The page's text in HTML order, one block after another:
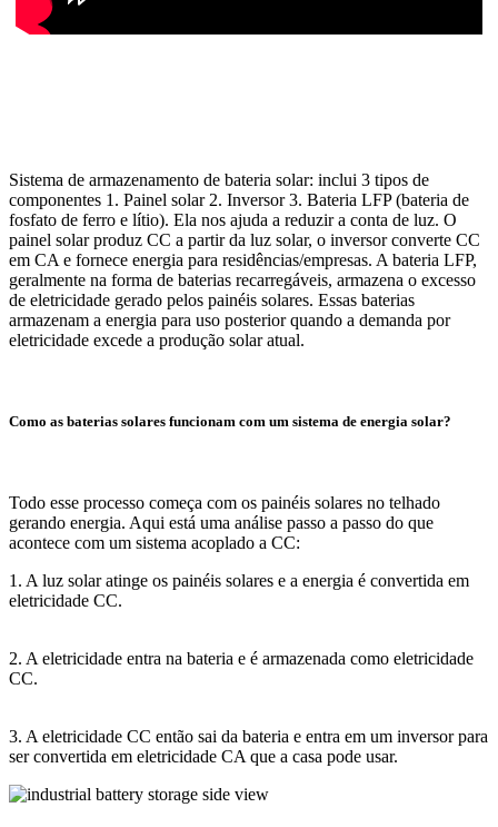
Sistema de armazenamento de bateria solar: inclui 3 tipos de
componentes 1. Painel solar 2. Inversor 3. Bateria LFP (bateria de
fosfato de ferro e lítio). Ela nos ajuda a reduzir a conta de luz. O
painel solar produz CC a partir da luz solar, o inversor converte CC
em CA e fornece energia para residências/empresas. A bateria LFP,
geralmente na forma de baterias recarregáveis, armazena o excesso
de eletricidade gerado pelos painéis solares. Essas baterias
armazenam a energia para uso posterior quando a demanda por
eletricidade excede a produção solar atual.
Como as baterias solares funcionam com um sistema de energia solar?
Todo esse processo começa com os painéis solares no telhado
gerando energia. Aqui está uma análise passo a passo do que
acontece com um sistema acoplado a CC:
1. A luz solar atinge os painéis solares e a energia é convertida em
eletricidade CC.
2. A eletricidade entra na bateria e é armazenada como eletricidade
CC.
3. A eletricidade CC então sai da bateria e entra em um inversor para
ser convertida em eletricidade CA que a casa pode usar.